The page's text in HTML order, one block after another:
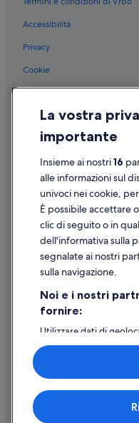
Accessibilità
Privacy
Cookie
Informazioni legali/Contatti
Linee guida sui contenuti e
Supporto
Assistenza clienti
Contattaci
Come cancellare un volo
Come modificare la
Utilizzare un coupon Expedia
Documenti per i viaggi
© 2026 Expedia, Inc., una
La vostra
importante
Insieme ai nostri16
alle informazioni sul
univoci nei cookie,
È possibile accettare
clic di seguito o in
dell'informativa sulla
segnalate ai nostri
sulla navigazione.
Noi e i nostri
fornire:
Utilizzare dati di
delle caratteristiche
dell’identificazione.
e/o accedervi.
misurazione delle
annunci, ricerche sul
Elenco dei partner